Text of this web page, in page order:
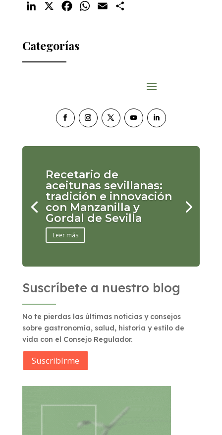
LinkedIn FacebookWhatsApp
Email
Categorías
Recetario de
aceitunas sevillanas:
tradición e innovación
con Manzanilla y
Gordal de Sevilla
Leer más
Suscríbete a nuestro blog
No te pierdas las últimas noticias y consejos
sobre gastronomía, salud, historia y estilo de
vida con el Consejo Regulador.
Suscribírme